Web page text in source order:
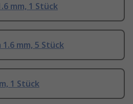
mm, 1 Stück
1.6 mm, 5 Stück
1 Stück